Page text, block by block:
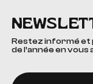
Restez informé et
de l’année en